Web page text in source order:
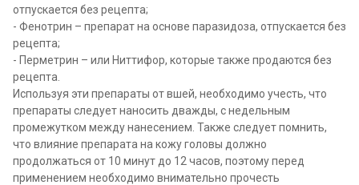
отпускается без рецепта;
- Фенотрин – препарат на основе паразидоза, отпускается без
рецепта;
- Перметрин – или Ниттифор, которые также продаются без
рецепта.
Используя эти препараты от вшей, необходимо учесть, что
препараты следует наносить дважды, с недельным
промежутком между нанесением. Также следует помнить,
что влияние препарата на кожу головы должно
продолжаться от 10 минут до 12 часов, поэтому перед
применением необходимо внимательно прочесть